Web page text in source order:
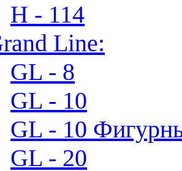
H - 114
Line:
GL - 8
GL - 10
GL - 10
GL - 20